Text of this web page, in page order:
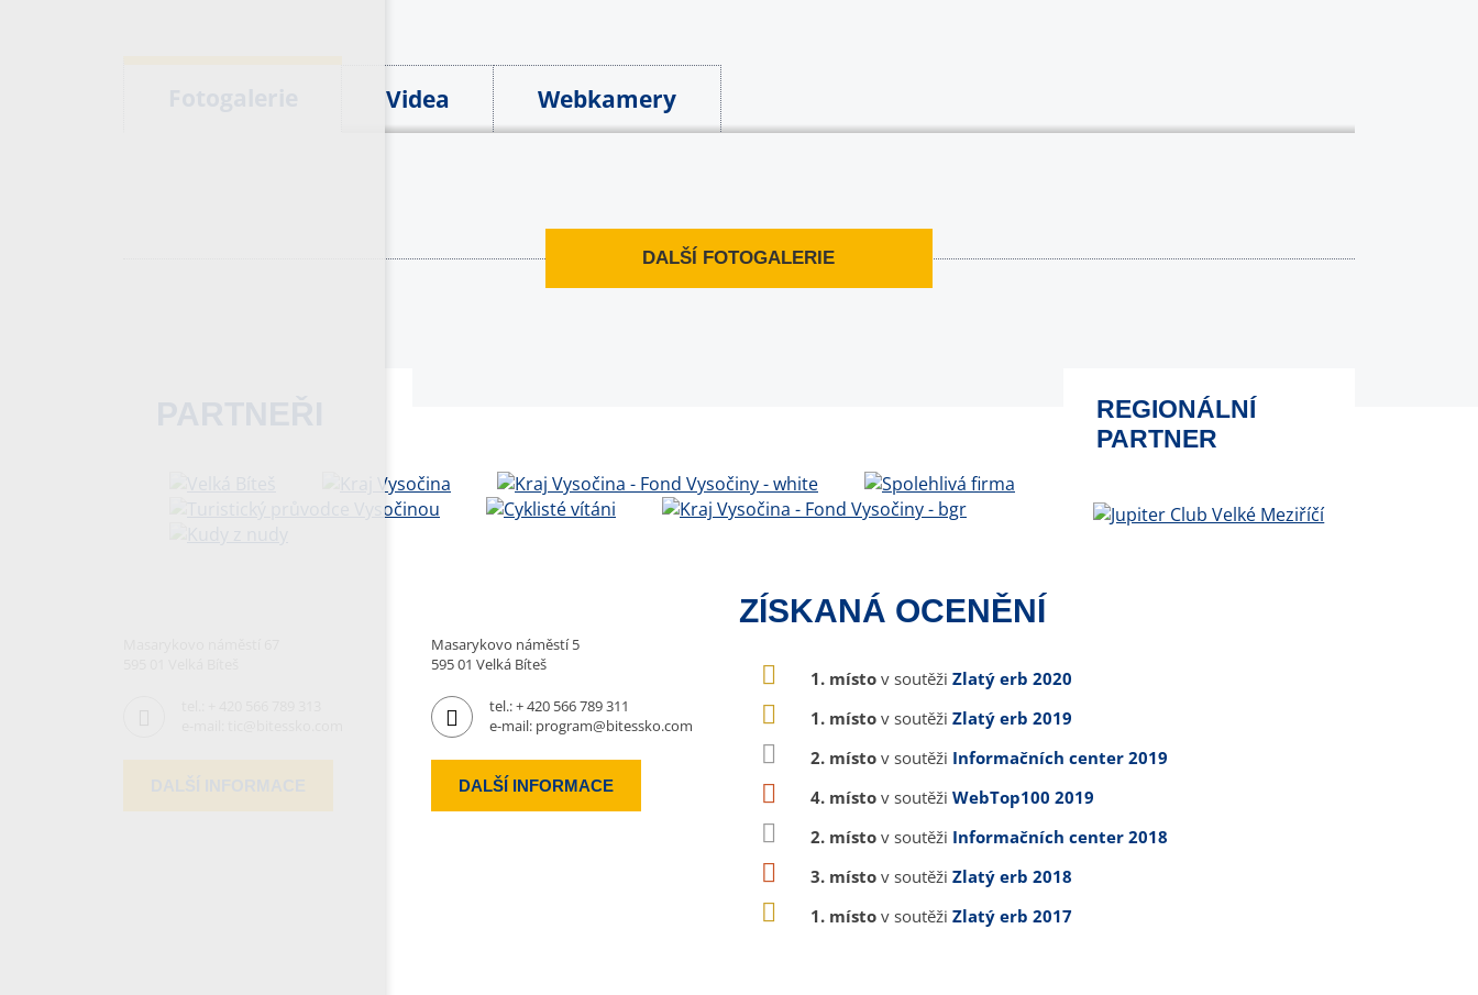
Videa Webkamery
DALŠÍ FOTOGALERIE
REGIONÁLNÍ
PARTNER
Masarykovo náměstí 5
595 01 Velká Bíteš
tel.:+ 420 566 789 311
e-mail: program@bitessko.com
DALŠÍ INFORMACE
ZÍSKANÁ OCENĚNÍ
1. místo v soutěži Zlatý erb 2020
1. místo v soutěži Zlatý erb 2019
2. místo v soutěži Informačních center 2019
4. místo v soutěži WebTop100 2019
2. místo v soutěži Informačních center 2018
3. místo v soutěži Zlatý erb 2018
1. místo v soutěži Zlatý erb 2017